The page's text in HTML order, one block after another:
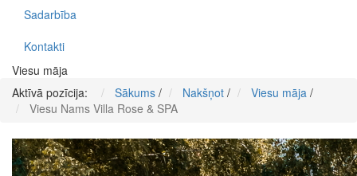
Sadarbība
Kontakti
Viesu māja
Aktīvā pozīcija:
Sākums / Nakšņot / Viesu māja /
Viesu Nams Villa Rose & SPA